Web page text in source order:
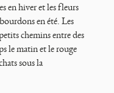
en hiver et les fleurs
en été. Les
chemins entre des
le matin et le rouge
sous la